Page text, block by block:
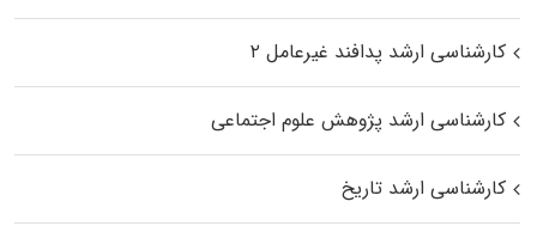
کارشناسی ارشد پدافند غیرعامل ۲
کارشناسی ارشد پژوهش علوم اجتماعی
کارشناسی ارشد تاریخ